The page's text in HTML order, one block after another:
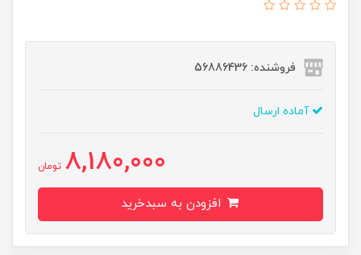
فروشنده: 56886436
آماده ارسال
8,180,000 تومان